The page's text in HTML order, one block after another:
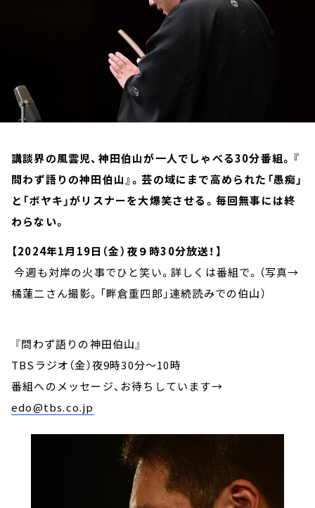
講談界の風雲児、神田伯山が一人でしゃべる30分番組。『
問わず語りの神田伯山』。芸の域にまで高められた「愚痴」
と「ボヤキ」がリスナーを大爆笑させる。毎回無事には終
わらない。
【2024年1月19日（金）夜９時30分放送！】
今週も対岸の火事でひと笑い。詳しくは番組で。（写真→
橘蓮二さん撮影。「畔倉重四郎」連続読みでの伯山）
『問わず語りの神田伯山』
TBSラジオ（金）夜9時30分～10時
番組へのメッセージ、お待ちしています→
edo@tbs.co.jp